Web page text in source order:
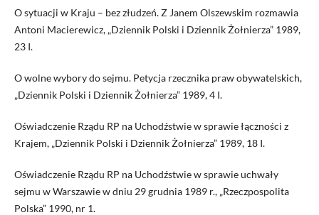
O sytuacji w Kraju – bez złudzeń. Z Janem Olszewskim rozmawia
Antoni Macierewicz, „Dziennik Polski i Dziennik Żołnierza” 1989,
23 I.
O wolne wybory do sejmu. Petycja rzecznika praw obywatelskich,
„Dziennik Polski i Dziennik Żołnierza” 1989, 4 I.
Oświadczenie Rządu RP na Uchodźstwie w sprawie łączności z
Krajem, „Dziennik Polski i Dziennik Żołnierza” 1989, 18 I.
Oświadczenie Rządu RP na Uchodźstwie w sprawie uchwały
sejmu w Warszawie w dniu 29 grudnia 1989 r., „Rzeczpospolita
Polska” 1990, nr 1.